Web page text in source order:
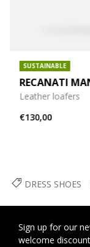
DRESS SHOES
SUSTAINABLE
RECANATI
Leather loafers
€130,00
Sign up for our
welcome